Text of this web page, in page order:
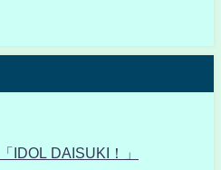
IDOL DAISUKI！」